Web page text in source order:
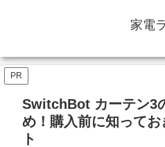
家電
PR
SwitchBot カーテン3
め！購入前に知って
ト